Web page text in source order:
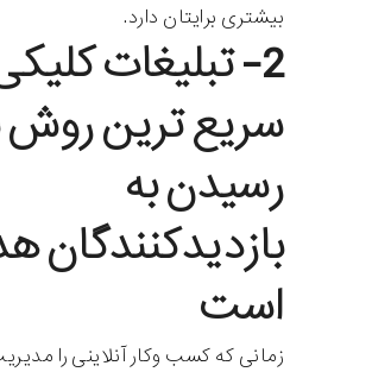
بیشتری برایتان دارد.
2- تبلیغات
سریع ترین روش
رسیدن به
بازدیدکنندگان
است
زمانی که کسب وکار آنلاینی را